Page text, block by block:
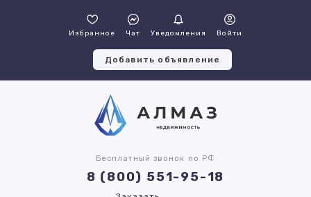
Избранное Чат Уведомления Войти
Добавить объявление
Бесплатный звонок по РФ
8 (800) 551-95-18